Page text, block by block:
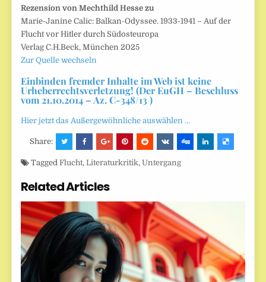
Rezension von Mechthild Hesse zu
Marie-Janine Calic: Balkan-Odyssee. 1933-1941 – Auf der
Flucht vor Hitler durch Südosteuropa
Verlag C.H.Beck, München 2025
Zur Quelle wechseln
Einbinden fremder Inhalte im Web ist keine
Urheberrechtsverletzung! (Der EuGH – Beschluss
vom 21.10.2014 – Az. C-348/13 )
Hier jetzt das Außergewöhnliche auswählen …
Share:
TaggedFlucht,Literaturkritik,Untergang
Related Articles